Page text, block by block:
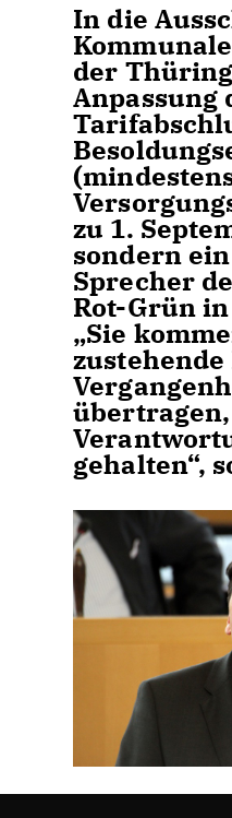
In die
der
Anpassung
zu 1.
sondern
Sprecher
Rot-Grün
Sie
gehalten“,